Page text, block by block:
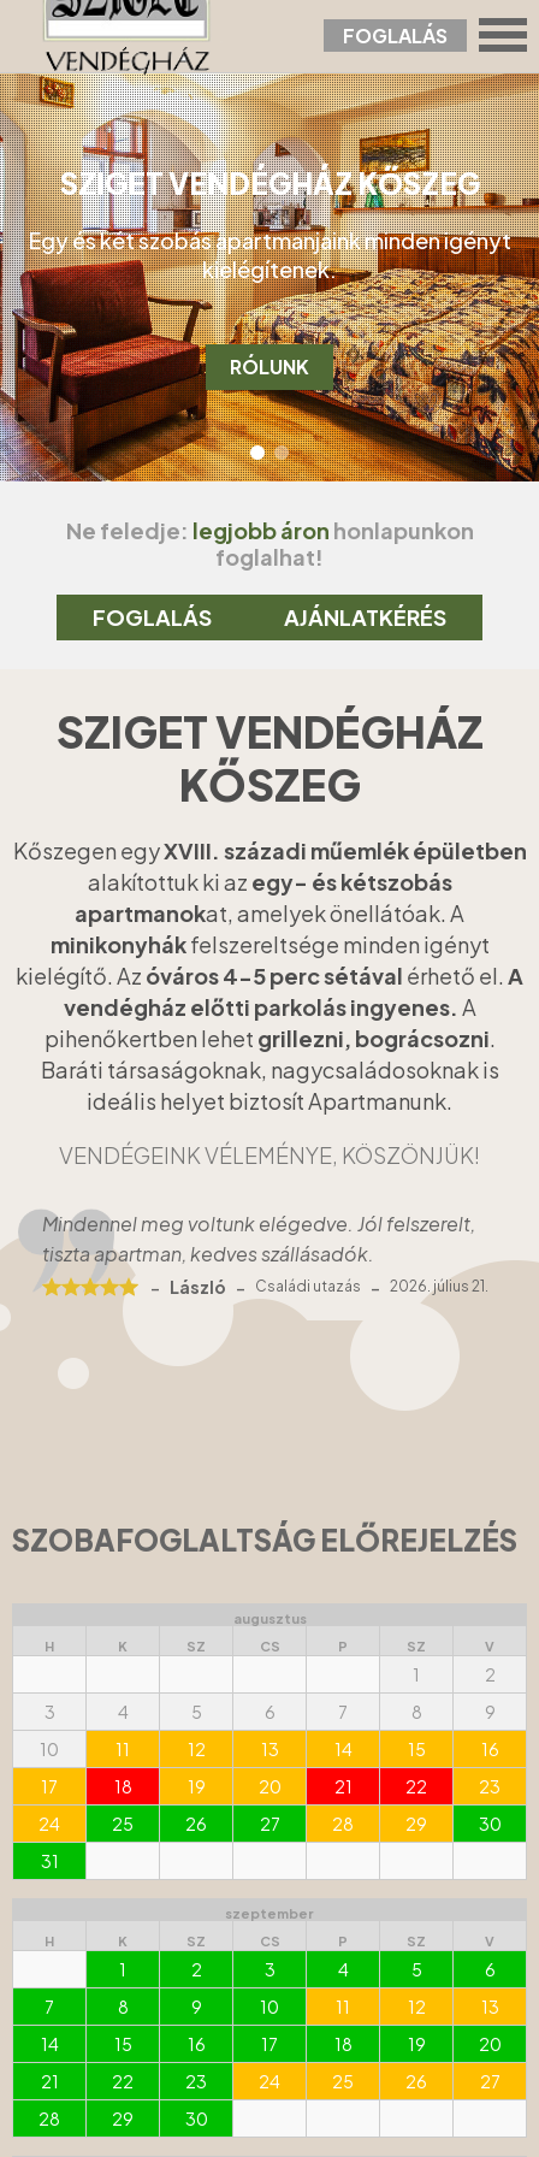
FOGLALÁS
SZIGET VENDÉGHÁZ KŐSZEG
Egy és két szobás apartmanjaink minden igényt
kielégítenek.
RÓLUNK
Ne feledje: legjobb áron honlapunkon
foglalhat!
FOGLALÁS AJÁNLATKÉRÉS
SZIGET VENDÉGHÁZ
KŐSZEG
Kőszegen egyXVIII. századi műemlék épületben
alakítottuk ki az egy- és kétszobás
apartmanokat, amelyek önellátóak. A
minikonyhákfelszereltsége minden igényt
kielégítő. Az óváros 4-5 perc sétával érhető el. A
vendégház előtti parkolás ingyenes. A
pihenőkertben lehet grillezni, bográcsozni.
Baráti társaságoknak, nagycsaládosoknak is
ideális helyet biztosít Apartmanunk.
VENDÉGEINK VÉLEMÉNYE, KÖSZÖNJÜK!
Mindennel meg voltunk elégedve. Jól felszerelt,
tiszta apartman, kedves szállásadók.
- László - Családi utazás - 2026. július 21.
SZOBAFOGLALTSÁG ELŐREJELZÉS
augusztus
H
K SZ CS P SZ V
1
2
3
4 5 6 7 8
9
10
11 12 13 14 15
16
17
18 19 20 21 22
23
24
25 26 27 28 29
30
31
szeptember
H
K SZ CS P SZ V
1 2 3 4 5
6
7
8 9 10 11 12
13
14
15 16 17 18 19
20
21
22 23 24 25 26
27
28
29 30